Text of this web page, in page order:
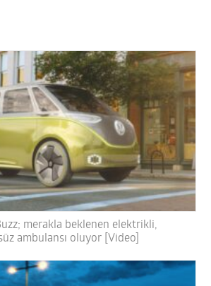
merakla beklenen elektrikli,
ambulansı oluyor [Video]